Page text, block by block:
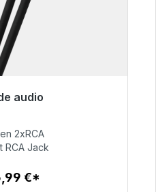
audioplazo de entrega
€
2xRCA
RCA Jack
€*